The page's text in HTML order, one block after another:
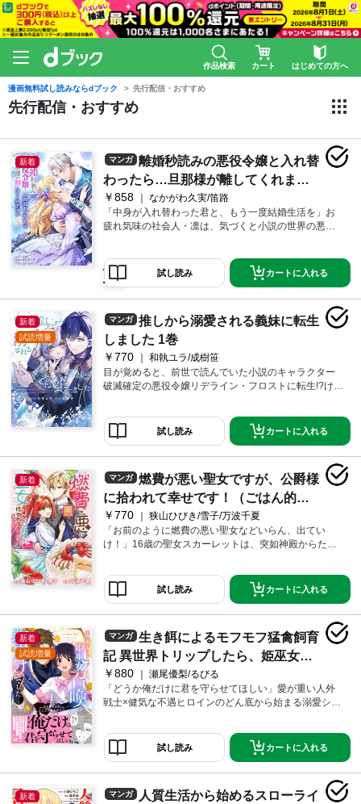
作品検索 カート はじめての方へ
漫画無料試し読みならdブック 先行配信・おすすめ
先行配信・おすすめ
新着 マンガ
離婚秒読みの悪役令嬢と入れ替
わったら…旦那様が離してくれませ
ん！？【単行本版】【電子限定】
￥858
なかがわ久実/笛路
「中身が入れ替わった君と、もう一度結婚生活を」お
疲れ気味の社会人・凛は、気づくと小説の世界の悪役
突きつけられてしまう。一旦、心を落ち着かせよう
と、キャスリンの部屋に籠る凛。すると、部屋の鏡が
れ替わっていることが発覚する！ワガママ放題のキャ
スリンに振り回され、さらには入れ替わりもスヴェン
にバレてしまい…窮地に立たされた凛は、新しい世界
で自分らしく生きる方法を模索しはじめる。そんな凛
と触れ合い、次第にスヴェンの気持ちも雪解けしてい
って…？悪役令嬢である私を好きになるはずなんてな
いのに…2つの世界で揺れ動く凛の選ぶ未来とは――大
ら…旦那様が離してくれません!?』待望のコミカライ
ズ！ ※この作品は過去、電子書籍「離婚秒読みの悪役
令嬢と入れ替わったら…旦那様が離してくれませ
ん！？１～６巻」に掲載されました。重複購入にご注
意下さい。※本商品は電子版のみの販売となり、紙書籍
での販売はありません。ご注意ください。
試し読み カートに入れる
新着
試読増量
マンガ
推しから溺愛される義妹に転生
しました 1巻
￥770
和執ユラ/成樹笹
目が覚めると、前世で読んでいた小説のキャラクター
破滅確定の悪役令嬢リデライン・フロストに転生!?けれ
キャラクター!!しかも、リデラインに激甘で…。「悪役
令嬢になんかならない！私はこの平穏な生活のために
生きる……！」推しに溺愛されながら運命を書き換え
試し読み カートに入れる
新着 マンガ
燃費が悪い聖女ですが、公爵様
に拾われて幸せです！（ごはん的に
♪）（コミック） 1巻
￥770
狭山ひびき/雪子/万波千夏
「お前のように燃費の悪い聖女などいらん、出てい
け！」16歳の聖女スカーレットは、突如神殿からたた
殿長から厄介払いされたのだった。空腹のあまり行き
倒れ、餓死を覚悟したその時、通りがかった公爵リヒ
ャルトに拾われ、客人として迎え入れられることに！
満腹になるまでご馳走を振る舞ってくれるリヒャルト
はまさに"ご飯の神様"。そんな夢のような生活の中で、
スカーレットの秘められた力が徐々に覚醒し始めて―
―!?そして、二人の関係の変化にもご注目！お腹も心も
満たされる、大食い聖女の幸せ満腹ラブコメ♪
試し読み カートに入れる
新着
試読増量
マンガ
生き餌によるモフモフ猛禽飼育
記 異世界トリップしたら、姫巫女召
喚のおまけでした (1)
￥880
瀬尾優梨/るびる
「どうか俺だけに君を守らせてほしい」愛が重い人外
戦士×健気な不遇ヒロインのどん底から始まる溺愛シン
巫女のおまけと冷遇され、常に邪魔者扱い。この状況
を打破しようと、できる仕事はないか尋ねたら、身ぐ
るみ剥がされて巨大な鳥の餌に!?だけど、その猛禽系魔
獣・ホークになぜか懐かれたことから、飼育員に任命
される。劣悪な環境でも懸命にお世話をして、ホーク
試し読み カートに入れる
新着 マンガ
人質生活から始めるスローライ